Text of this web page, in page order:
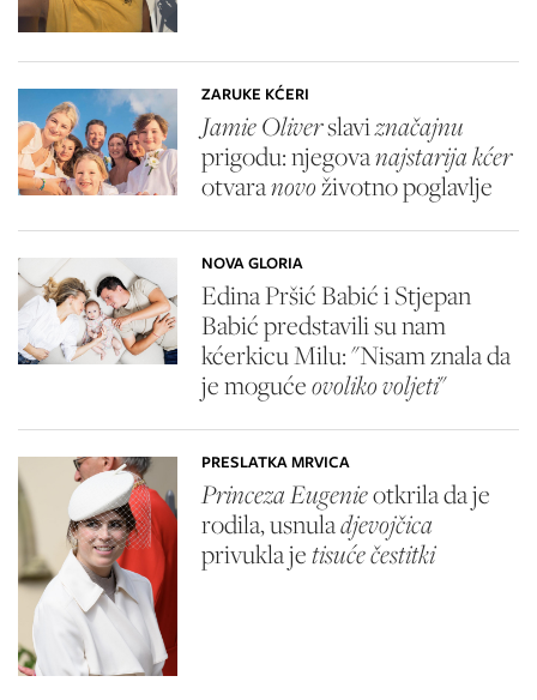
ZARUKE KĆERI
Jamie Oliverslaviznačajnu
prigodu: njegovanajstarija kćer
otvaranovoživotno poglavlje
NOVA GLORIA
Edina Pršić Babić i Stjepan
Babić predstavili su nam
kćerkicu Milu: "Nisam znala da
je mogućeovoliko voljeti"
PRESLATKA MRVICA
Princeza Eugenieotkrila da je
rodila, usnuladjevojčica
privukla jetisuće čestitki